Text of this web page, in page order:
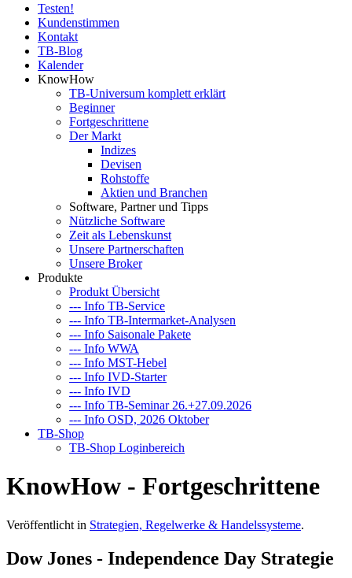
Testen!
Kundenstimmen
Kontakt
TB-Blog
Kalender
KnowHow
TB-Universum komplett erklärt
Beginner
Fortgeschrittene
Der Markt
Indizes
Devisen
Rohstoffe
Aktien und Branchen
Software, Partner und Tipps
Nützliche Software
Zeit als Lebenskunst
Unsere Partnerschaften
Unsere Broker
Produkte
Produkt Übersicht
--- Info TB-Service
--- Info TB-Intermarket-Analysen
--- Info Saisonale Pakete
--- Info WWA
--- Info MST-Hebel
--- Info IVD-Starter
--- Info IVD
--- Info TB-Seminar 26.+27.09.2026
--- Info OSD, 2026 Oktober
TB-Shop
TB-Shop Loginbereich
KnowHow - Fortgeschrittene
Veröffentlicht in Strategien, Regelwerke & Handelssysteme.
Dow Jones - Independence Day Strategie